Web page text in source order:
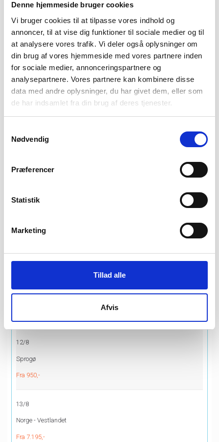
Denne hjemmeside bruger cookies
Vi bruger cookies til at tilpasse vores indhold og
annoncer, til at vise dig funktioner til sociale medier og til
at analysere vores trafik. Vi deler også oplysninger om
din brug af vores hjemmeside med vores partnere inden
for sociale medier, annonceringspartnere og
analysepartnere. Vores partnere kan kombinere disse
data med andre oplysninger, du har givet dem, eller som
de har indsamlet fra din brug af deres tjenester.
Nødvendig
Præferencer
Statistik
Marketing
Tillad alle
Afvis
Hårtørrer
Kabel/satellit-tv
Reception
Ja
Restaurant
Ja
Swimmingpool
Terrasse
Ja
Schweiz - Bernina Express - ad verdens stejleste jernbanespor
Norge - Fjordlandet
Fra 11.795,-
12/8
Sprogø
Fra 950,-
13/8
Norge - Vestlandet
Fra 7.195,-